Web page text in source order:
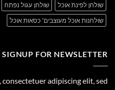
שולחן לפינת אוכל
שולחן עגול נפתח
שולחנות אוכל מעוצבים' כסאות אוכל
SIGNUP FOR NEWSLETTER
adipiscing elit, sed